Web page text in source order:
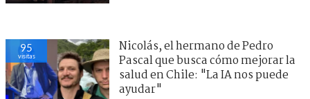
95
visitas
Nicolás, el hermano de Pedro
Pascal que busca cómo mejorar la
salud en Chile: "La IA nos puede
ayudar"